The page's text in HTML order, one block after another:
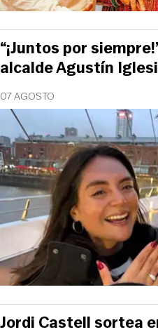
07 AGOSTO
“¡Juntos por
alcalde Agustín
Jordi Castell sortea